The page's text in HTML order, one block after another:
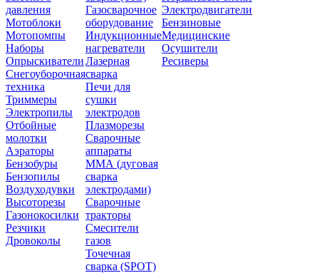
давления
Мотоблоки
Мотопомпы
Наборы
Опрыскиватели
Снегоуборочная
техника
Триммеры
Электропилы
Отбойные
молотки
Аэраторы
Бензобуры
Бензопилы
Воздуходувки
Высоторезы
Газонокосилки
Резчики
Дровоколы
Газосварочное
оборудование
Индукционные
нагреватели
Лазерная
сварка
Печи для
сушки
электродов
Плазморезы
Сварочные
аппараты
ММА (дуговая
сварка
электродами)
Сварочные
тракторы
Смесители
газов
Точечная
сварка (SPOT)
Электродвигатели
Бензиновые
Медицинские
Осушители
Ресиверы